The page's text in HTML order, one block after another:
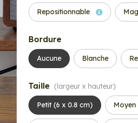
Repositionnable
Bordure
Aucune Blanche
Taille (largeur x hauteur)
Petit (6 x 0.8 cm) Moyen